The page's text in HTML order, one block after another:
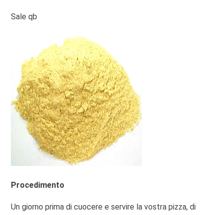
Sale qb
Procedimento
Un giorno prima di cuocere e servire la vostra pizza, di